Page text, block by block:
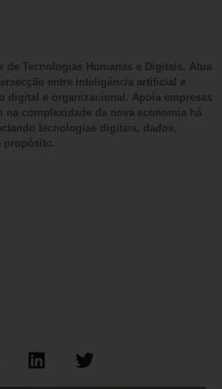
de Tecnologias Humanas e Digitais. Atua
entre inteligência artificial e
digital e organizacional. Apoia empresas
na complexidade da nova economia há
tecnologias digitais, dados,
propósito.